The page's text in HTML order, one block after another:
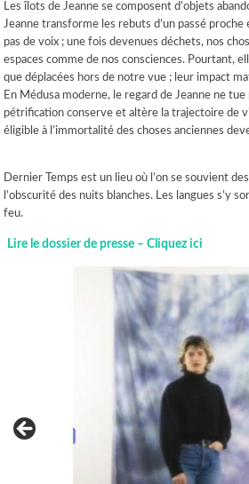
Les îlots de Jeanne se composent d’objets
Jeanne transforme les rebuts d’un passé proche
pas de voix ; une fois devenues déchets, nos
espaces comme de nos consciences. Pourtant,
que déplacées hors de notre vue ; leur impact
En Médusa moderne, le regard de Jeanne ne tue
pétrification conserve et altère la trajectoire de
éligible à l’immortalité des choses anciennes
Dernier Temps est un lieu où l’on se souvient
l’obscurité des nuits blanches. Les langues s’y
feu.
Lire le dossier de presse – Cliquez ici